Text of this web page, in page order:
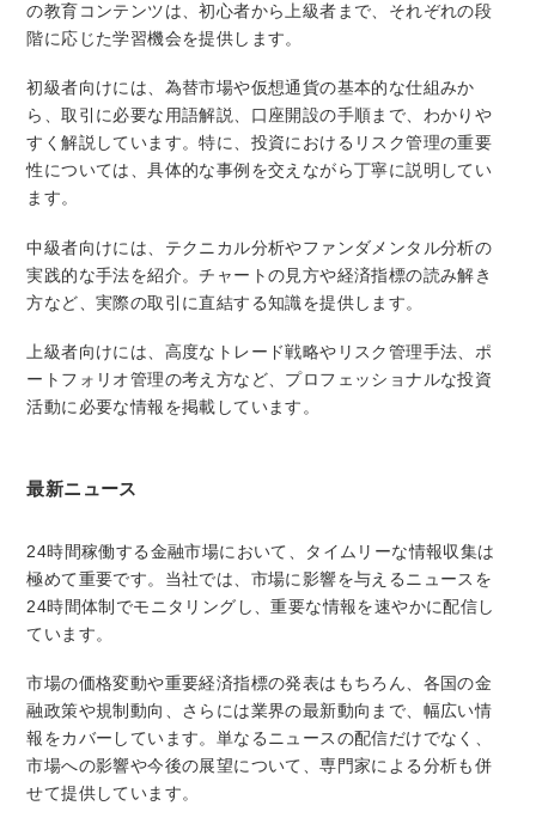
の教育コンテンツは、初心者から上級者まで、それぞれの段
階に応じた学習機会を提供します。
初級者向けには、為替市場や仮想通貨の基本的な仕組みか
ら、取引に必要な用語解説、口座開設の手順まで、わかりや
すく解説しています。特に、投資におけるリスク管理の重要
性については、具体的な事例を交えながら丁寧に説明してい
ます。
中級者向けには、テクニカル分析やファンダメンタル分析の
実践的な手法を紹介。チャートの見方や経済指標の読み解き
方など、実際の取引に直結する知識を提供します。
上級者向けには、高度なトレード戦略やリスク管理手法、ポ
ートフォリオ管理の考え方など、プロフェッショナルな投資
活動に必要な情報を掲載しています。
最新ニュース
24時間稼働する金融市場において、タイムリーな情報収集は
極めて重要です。当社では、市場に影響を与えるニュースを
24時間体制でモニタリングし、重要な情報を速やかに配信し
ています。
市場の価格変動や重要経済指標の発表はもちろん、各国の金
融政策や規制動向、さらには業界の最新動向まで、幅広い情
報をカバーしています。単なるニュースの配信だけでなく、
市場への影響や今後の展望について、専門家による分析も併
せて提供しています。